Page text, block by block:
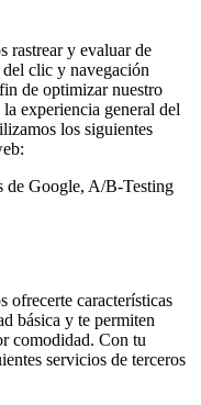
rastrear y evaluar de
clic y navegación
de optimizar nuestro
experiencia general del
los siguientes
de Google, A/B-Testing
ofrecerte características
básica y te permiten
comodidad. Con tu
servicios de terceros